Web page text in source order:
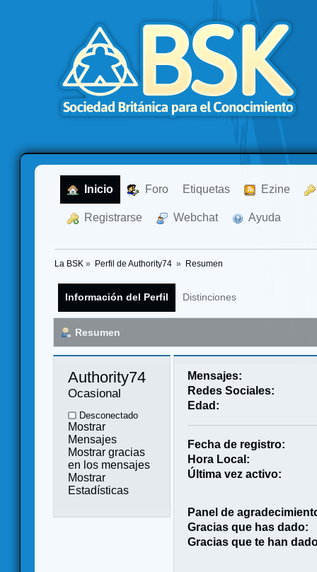
Inicio Foro Etiquetas Ezine
Registrarse Webchat Ayuda
La BSK » Perfil de Authority74 » Resumen
Información del Perfil Distinciones
Resumen
Authority74
Ocasional
Desconectado
Mostrar
Mensajes
Mostrar gracias
en los mensajes
Mostrar
Estadísticas
Mensajes:
Redes Sociales:
Edad:
Fecha de registro:
Hora Local:
Última vez activo:
Panel de
Gracias que has dado:
Gracias que te han